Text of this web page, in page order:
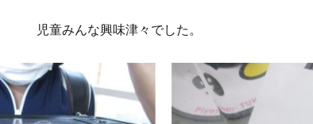
児童みんな興味津々でした。